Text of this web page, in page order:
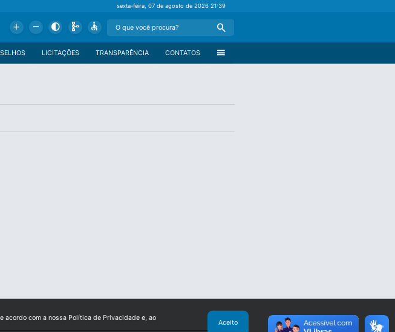
sexta-feira, 07 de agosto de 202621:39
Add Remove Contrast Schema Accessible Search
menu
CONTATOS
TRANSPARÊNCIA
LICITAÇÕES
acordo com a nossa Política de Privacidade e, ao
Aceito